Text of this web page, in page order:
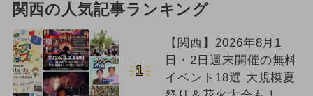
関西の人気記事ランキング
1
【関西】2026年8月1
日・2日週末開催の無料
イベント18選 大規模夏